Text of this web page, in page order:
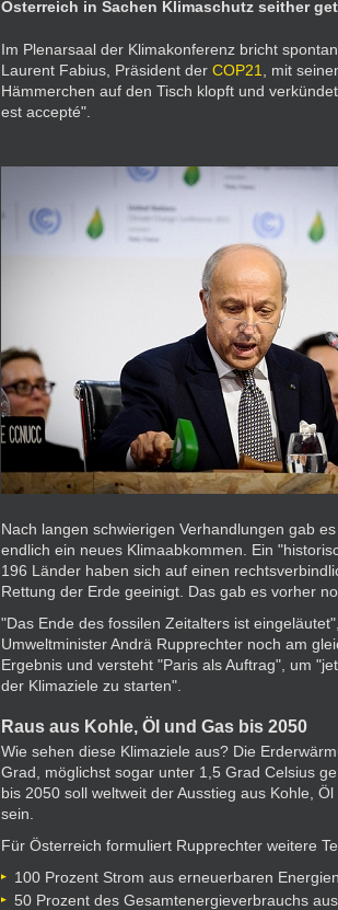
Österreich in Sachen Klimaschutz seither
Im Plenarsaal der Klimakonferenz bricht
Laurent Fabius, Präsident der COP21
, mit
Hämmerchen auf den Tisch klopft und
est accepté".
Nach langen schwierigen Verhandlungen gab
endlich ein neues Klimaabkommen. Ein
196 Länder haben sich auf einen
Rettung der Erde geeinigt. Das gab es vorher
"Das Ende des fossilen Zeitalters ist
Umweltminister Andrä Rupprechter noch am
Ergebnis und versteht "Paris als Auftrag", um
der Klimaziele zu starten".
Raus aus Kohle, Öl und Gas bis 2050
Wie sehen diese Klimaziele aus? Die
Grad, möglichst sogar unter 1,5 Grad Celsius
bis 2050 soll weltweit der Ausstieg aus Kohle,
sein.
Für Österreich formuliert Rupprechter weitere
100 Prozent Strom aus erneuerbaren
50 Prozent des Gesamtenergieverbrauchs